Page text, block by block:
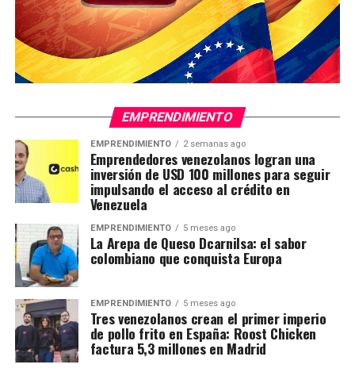
EMPRENDIMIENTO
EMPRENDIMIENTO 2 semanas ago
Emprendedores venezolanos logran una
inversión de USD 100 millones para seguir
impulsando el acceso al crédito en
Venezuela
EMPRENDIMIENTO 5 meses ago
La Arepa de Queso Dcarnilsa: el sabor
colombiano que conquista Europa
EMPRENDIMIENTO 5 meses ago
Tres venezolanos crean el primer imperio
de pollo frito en España: Roost Chicken
factura 5,3 millones en Madrid